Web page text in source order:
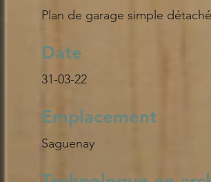
Plan de garage simple détaché
Date
31-03-22
Emplacement
Saguenay